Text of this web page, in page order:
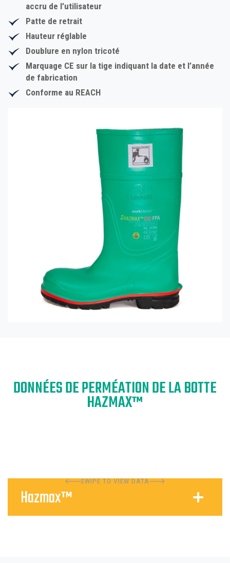
accru de l’utilisateur
Patte de retrait
Hauteur réglable
Doublure en nylon tricoté
Marquage CE sur la tige indiquant la date et l’année
de fabrication
Conforme au REACH
DONNÉES DE PERMÉATION DE LA BOTTE
HAZMAX™
SWIPE TO VIEW DATA
Hazmax™